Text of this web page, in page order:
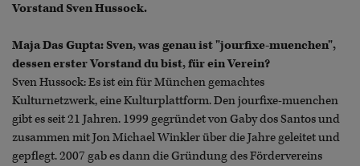
Vorstand Sven Hussock.
Maja Das Gupta: Sven, was genau ist "jourfixe-muenchen",
dessen erster Vorstand du bist, für ein Verein?
Sven Hussock: Es ist ein für München gemachtes
Kulturnetzwerk, eine Kulturplattform. Den jourfixe-muenchen
gibt es seit 21 Jahren. 1999 gegründet von Gaby dos Santos und
zusammen mit Jon Michael Winkler über die Jahre geleitet und
gepflegt. 2007 gab es dann die Gründung des Fördervereins